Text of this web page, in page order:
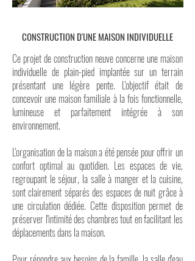
CONSTRUCTION D'UNE MAISON INDIVIDUELLE
Ce projet de construction neuve concerne une maison
individuelle de plain-pied implantée sur un terrain
présentant une légère pente. L'objectif était de
concevoir une maison familiale à la fois fonctionnelle,
lumineuse et parfaitement intégrée à son
environnement.
L'organisation de la maison a été pensée pour offrir un
confort optimal au quotidien. Les espaces de vie,
regroupant le séjour, la salle à manger et la cuisine,
sont clairement séparés des espaces de nuit grâce à
une circulation dédiée. Cette disposition permet de
préserver l'intimité des chambres tout en facilitant les
déplacements dans la maison.